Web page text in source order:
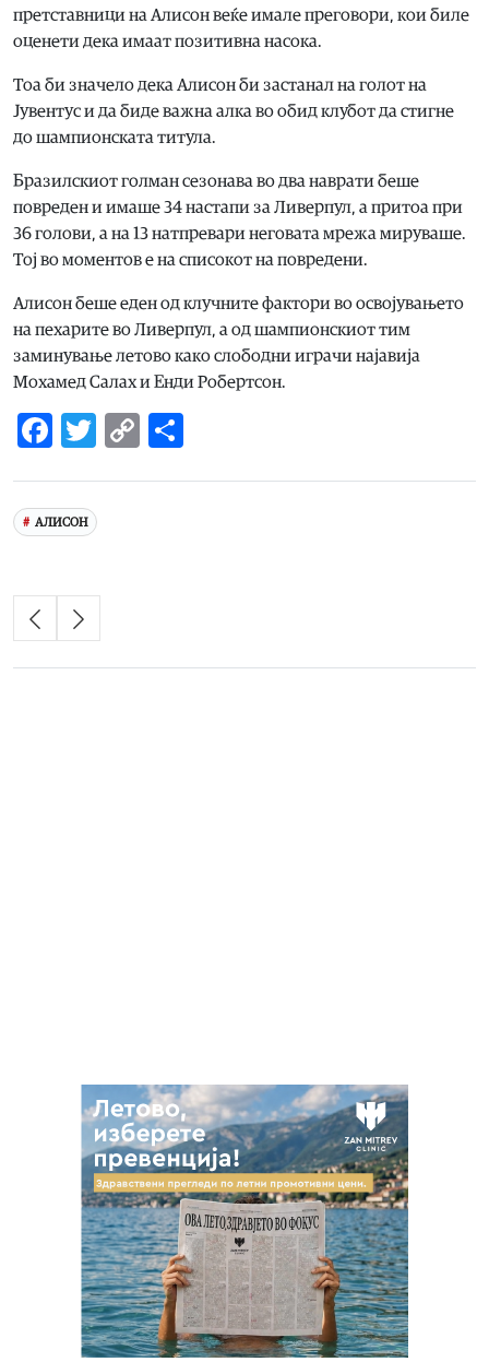
претставници на Алисон веќе имале преговори, кои биле
оценети дека имаат позитивна насока.
Тоа би значело дека Алисон би застанал на голот на
Јувентус и да биде важна алка во обид клубот да стигне
до шампионската титула.
Бразилскиот голман сезонава во два наврати беше
повреден и имаше 34 настапи за Ливерпул, а притоа при
36 голови, а на 13 натпревари неговата мрежа мируваше.
Тој во моментов е на списокот на повредени.
Алисон беше еден од клучните фактори во освојувањето
на пехарите во Ливерпул, а од шампионскиот тим
заминување летово како слободни играчи најавија
Мохамед Салах и Енди Робертсон.
Facebook
Twitter
Copy
АЛИСОН